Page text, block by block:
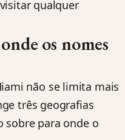
qualquer
os nomes
não se limita mais
três geografias
sobre para onde o